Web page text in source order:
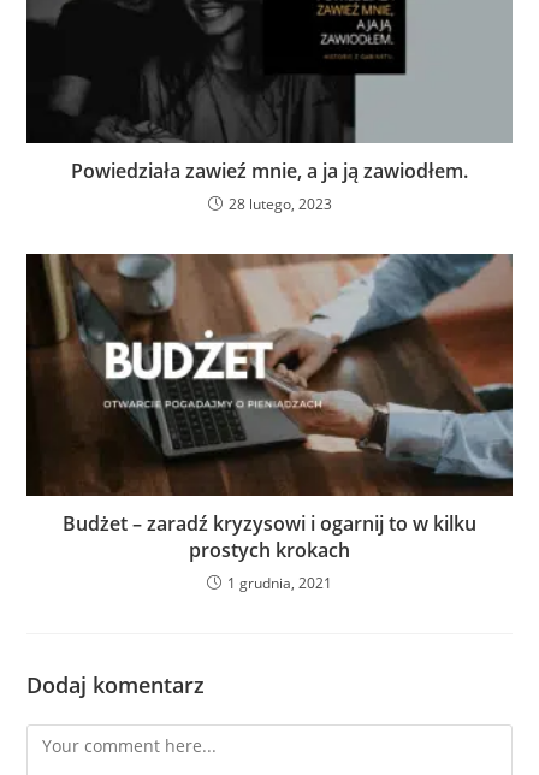
Powiedziała zawieź mnie, a ja ją zawiodłem.
28 lutego, 2023
Budżet – zaradź kryzysowi i ogarnij to w kilku
prostych krokach
1 grudnia, 2021
Dodaj komentarz